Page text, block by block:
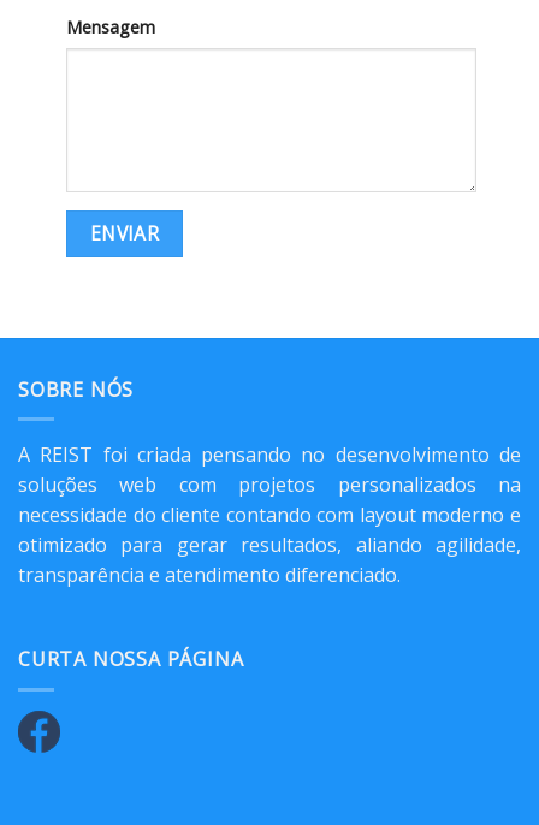
Mensagem
SOBRE NÓS
A REIST foi criada pensando no desenvolvimento de
soluções web com projetos personalizados na
necessidade do cliente contando com layout moderno e
otimizado para gerar resultados, aliando agilidade,
transparência e atendimento diferenciado.
CURTA NOSSA PÁGINA